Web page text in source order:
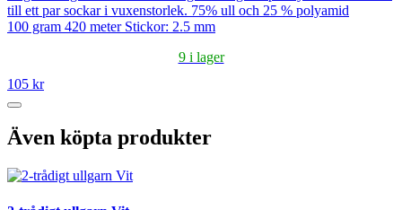
till ett par sockar i vuxenstorlek. 75% ull och 25 % polyamid
100 gram 420 meter Stickor: 2.5 mm
9 i lager
105 kr
Även köpta produkter